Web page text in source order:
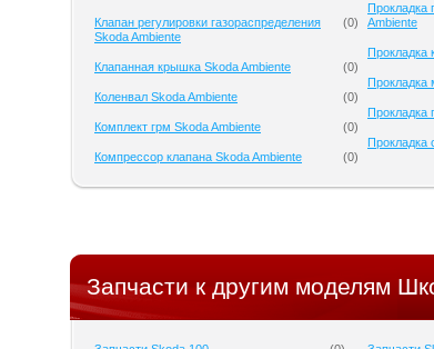
Клапан регулировки газораспределения
Skoda Ambiente
(0)
Клапанная крышка Skoda Ambiente (0)
Коленвал Skoda Ambiente (0)
Комплект грм Skoda Ambiente (0)
Компрессор клапана Skoda Ambiente (0)
Прокладка
Ambiente
Прокладка
Прокладка
Прокладка
Прокладка
Запчасти к другим моделям